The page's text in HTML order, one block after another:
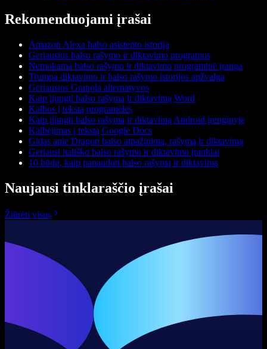
Rekomenduojami įrašai
Amazon Alexa balso asistento istorija
Geriausios balso rašymo ir diktavimo programos
Nemokama balso rašymo ir diktavimo programinė įranga
Trumpa diktavimo ir balso rašymo istorijos apžvalga
Geriausios Granola alternatyvos
Kaip įjungti balso rašymą ir diktavimą Word
Kalbos į tekstą programėlės
Kaip įjungti balso rašymą ir diktavimą Android įrenginyje
Kalbėjimas į tekstą Google Docs
Gidas apie Dragon balso atpažinimą, rašymą ir diktavimą
Geriausi itališko balso rašymo ir diktavimo įrankiai
10 būdų, kaip panaudoti balso rašymą ir diktavimą
Naujausi tinklaraščio įrašai
Žiūrėti visus